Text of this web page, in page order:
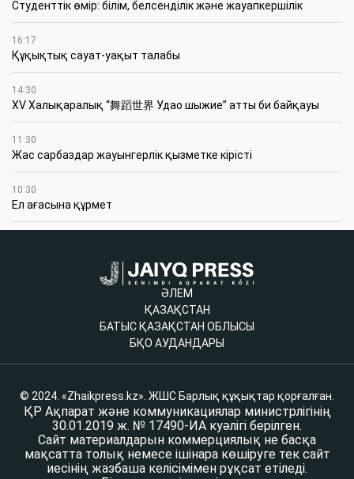
Студенттік өмір: білім, белсенділік және жауапкершілік
16:17
Құқықтық сауат-уақыт талабы
14:30
XV Халықаралық “舞蹈世界 Удао шыжие” атты би байқауы
11:30
Жас сарбаздар жауынгерлік қызметке кірісті
10:30
Ел ағасына құрмет
ӘЛЕМ
ҚАЗАҚСТАН
БАТЫС ҚАЗАҚСТАН ОБЛЫСЫ
БҚО АУДАНДАРЫ
© 2024. «Zhaikpress.kz». ЖШС Барлық құқықтар қорғалған.
ҚР Ақпарат және коммуникациялар министрлігінің
30.01.2019 ж. № 17490-ИА куәлігі берілген.
Сайт материалдарын коммерциялық не басқа
мақсатта толық немесе ішінара көшіруге тек сайт
иесінің жазбаша келісімімен рұқсат етіледі.